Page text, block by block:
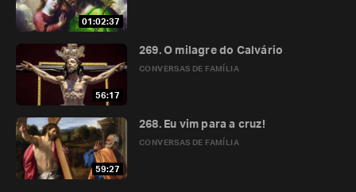
01:02:37
56:17
CONVERSAS DE FAMÍLIA
269. O milagre do Calvário
59:27
CONVERSAS DE FAMÍLIA
268. Eu vim para a cruz!